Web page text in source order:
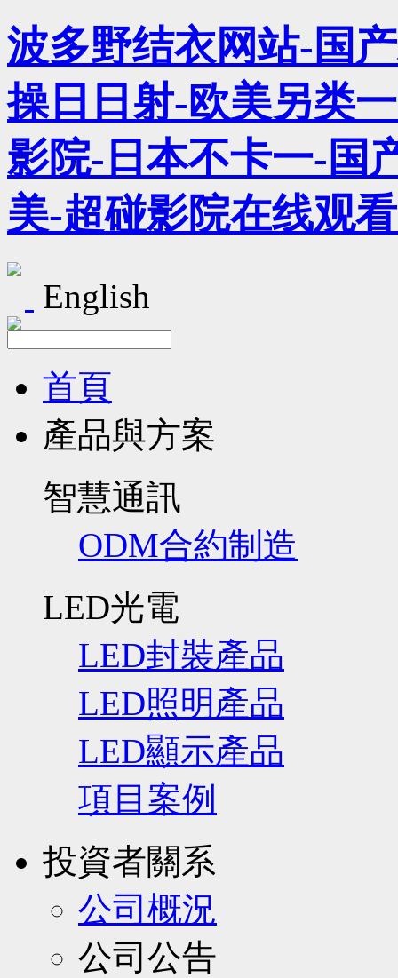
波多野结衣网站-国
操日日射-欧美另类
影院-日本不卡一-国
美-超碰影院在线观
English
首頁
產品與方案
智慧通訊
ODM合約制造
LED光電
LED封裝產品
LED照明產品
LED顯示產品
項目案例
投資者關系
公司概況
公司公告